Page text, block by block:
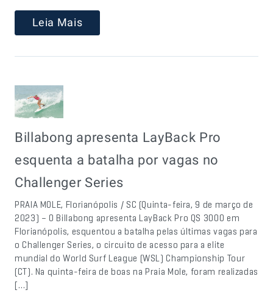
Leia Mais
Billabong apresenta LayBack Pro
esquenta a batalha por vagas no
Challenger Series
PRAIA MOLE, Florianópolis / SC (Quinta-feira, 9 de março de
2023) – O Billabong apresenta LayBack Pro QS 3000 em
Florianópolis, esquentou a batalha pelas últimas vagas para
o Challenger Series, o circuito de acesso para a elite
mundial do World Surf League (WSL) Championship Tour
(CT). Na quinta-feira de boas na Praia Mole, foram realizadas
[…]